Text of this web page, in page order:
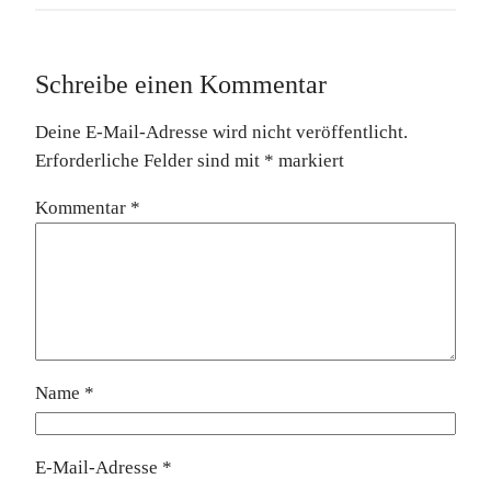
Schreibe einen Kommentar
Deine E-Mail-Adresse wird nicht veröffentlicht.
Erforderliche Felder sind mit * markiert
Kommentar *
Name *
E-Mail-Adresse *